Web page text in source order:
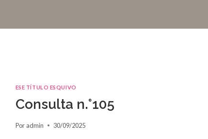
ESE TÍTULO ESQUIVO
Consulta n.°105
Por admin 30/09/2025